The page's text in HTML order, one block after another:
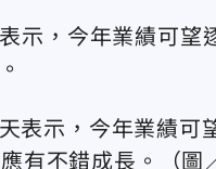
示，今年業績可望